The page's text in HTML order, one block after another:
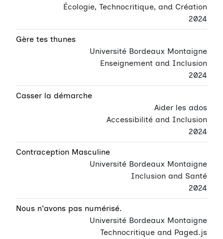
Écologie, Technocritique, and Création
2024
Gère tes thunes
Université Bordeaux Montaigne
Enseignement and Inclusion
2024
Casser la démarche
Aider les ados
Accessibilité and Inclusion
2024
Contraception Masculine
Université Bordeaux Montaigne
Inclusion and Santé
2024
Nous n'avons pas numérisé.
Université Bordeaux Montaigne
Technocritique and Paged.js